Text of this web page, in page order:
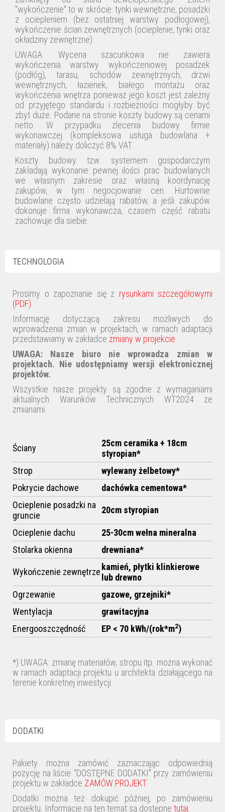
"wykończenie"to w skrócie: tynki wewnętrzne, posadzki
z ociepleniem (bez ostatniej warstwy podłogowej),
wykończenie ścian zewnętrznych (ocieplenie, tynki oraz
okładziny zewnętrzne).
UWAGA: Wycena szacunkowa nie zawiera
wykończenia warstwy wykończeniowej posadzek
(podłóg), tarasu, schodów zewnętrznych, drzwi
wewnętrznych, łazienek, białego montażu oraz
wykończenia wnętrza ponieważ jego koszt jest zależny
od przyjętego standardu i rozbieżności mogłyby być
zbyt duże. Podane na stronie koszty budowy są cenami
netto. W przypadku zlecenia budowy firmie
wykonawczej (kompleksowa usługa budowlana +
materiały) należy doliczyć 8% VAT.
Koszty budowy tzw. systemem gospodarczym
zakładają wykonanie pewnej ilości prac budowlanych
we własnym zakresie oraz własną koordynację
zakupów, w tym negocjowanie cen. Hurtownie
budowlane często udzielają rabatów, a jeśli zakupów
dokonuje firma wykonawcza, czasem część rabatu
zachowuje dla siebie.
TECHNOLOGIA
Prosimy o zapoznanie się z rysunkami szczegółowymi
(PDF)
Informację dotyczącą zakresu możliwych do
wprowadzenia zmian w projektach, w ramach adaptacji
przedstawiamy w zakładce zmiany w projekcie
UWAGA: Nasze biuro nie wprowadza zmian w
projektach. Nie udostępniamy wersji elektronicznej
projektów.
Wszystkie nasze projekty są zgodne z wymaganiami
aktualnych Warunków Technicznych WT2024 ze
zmianami.
Ściany
25cm ceramika + 18cm
styropian*
Strop
wylewany żelbetowy*
Pokrycie dachowe
dachówka cementowa*
Ocieplenie posadzki na
gruncie
20cm styropian
Ocieplenie dachu 25-30cmwełna mineralna
Stolarka okienna
drewniana*
Wykończenie zewnętrzekamień, płytki klinkierowe
lub drewno
Ogrzewanie
gazowe, grzejniki*
Wentylacja
grawitacyjna
Energooszczędność
EP < 70 kWh/(rok*m2)
*) UWAGA: zmianę materiałów, stropu itp. można wykonać
w ramach adaptacji projektu u architekta działającego na
terenie konkretnej inwestycji.
DODATKI
Pakiety można zamówić zaznaczając odpowiednią
pozycję na liście "DOSTĘPNE DODATKI" przy zamówieniu
projektu w zakładce ZAMÓW PROJEKT.
Dodatki można też dokupić później, po zamówieniu
projektu. Informacje na ten temat są dostępne tutaj